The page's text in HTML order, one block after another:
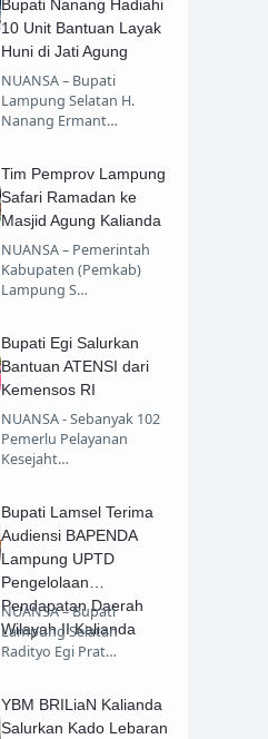
Bupati Nanang Hadiahi
10 Unit Bantuan Layak
Huni di Jati Agung
NUANSA – Bupati
Lampung Selatan H.
Nanang Ermant…
Tim Pemprov Lampung
Safari Ramadan ke
Masjid Agung Kalianda
NUANSA – Pemerintah
Kabupaten (Pemkab)
Lampung S…
Bupati Egi Salurkan
Bantuan ATENSI dari
Kemensos RI
NUANSA - Sebanyak 102
Pemerlu Pelayanan
Kesejaht…
Bupati Lamsel Terima
Audiensi BAPENDA
Lampung UPTD
Pengelolaan
Pendapatan Daerah
Wilayah II Kalianda
NUANSA – Bupati
Lampung Selatan
Radityo Egi Prat…
YBM BRILiaN Kalianda
Salurkan Kado Lebaran